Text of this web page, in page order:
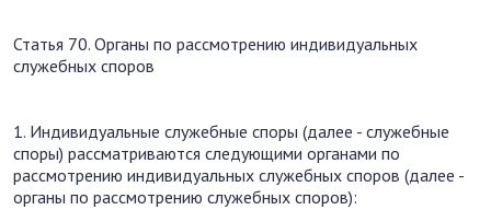
Статья 70. Органы по рассмотрению индивидуальных
служебных споров
1. Индивидуальные служебные споры (далее - служебные
споры) рассматриваются следующими органами по
рассмотрению индивидуальных служебных споров (далее -
органы по рассмотрению служебных споров):